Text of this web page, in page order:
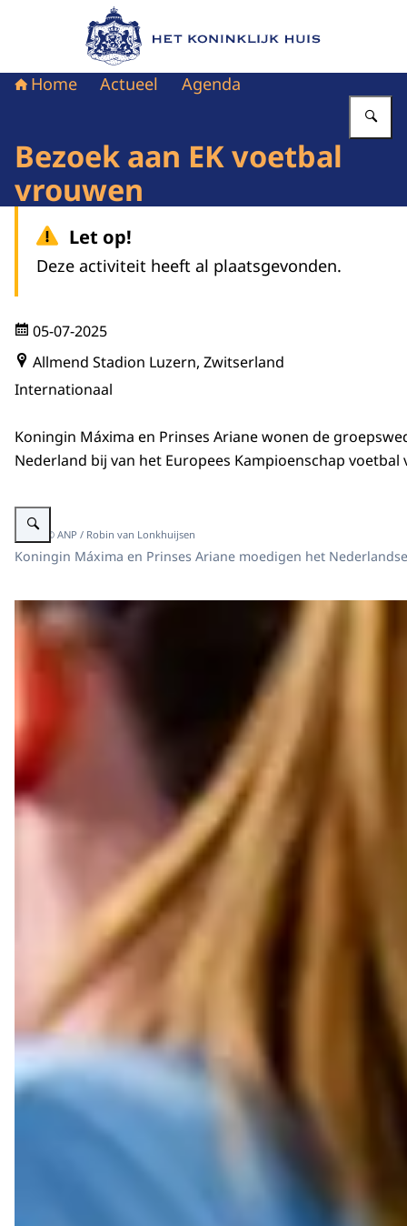
Naar de homepage van Het Koninklijk Huis
Home Actueel Agenda
Bezoek aan EK voetbal
vrouwen
Let op!
Deze activiteit heeft al plaatsgevonden.
05-07-2025
Allmend Stadion Luzern, Zwitserland
Internationaal
Koningin Máxima en Prinses Ariane wonen de
Nederland bij van het Europees Kampioenschap voetbal
Vergroot afbeelding Koningin Maxima en Prinses Ariane bij EK voetbal
Beeld: © ANP / Robin van Lonkhuijsen
Koningin Máxima en Prinses Ariane moedigen het